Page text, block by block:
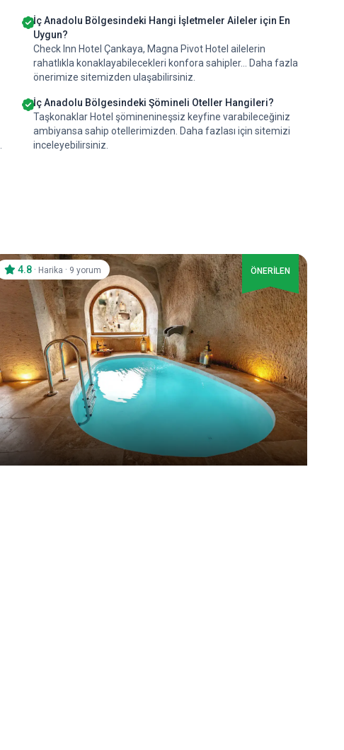
İç Anadolu Bölgesindeki Hangi İşletmeler Aileler için En
Uygun?
Check Inn Hotel Çankaya, Magna Pivot Hotel ailelerin
rahatlıkla konaklayabilecekleri konfora sahipler... Daha fazla
önerimize sitemizden ulaşabilirsiniz.
İç Anadolu Bölgesindeki Şömineli Oteller Hangileri?
Taşkonaklar Hotel şöminenineşsiz keyfine varabileceğiniz
ambiyansa sahip otellerimizden. Daha fazlası için sitemizi
inceleyebilirsiniz.
4.8 · Harika · 9 yorum ÖNERİLEN